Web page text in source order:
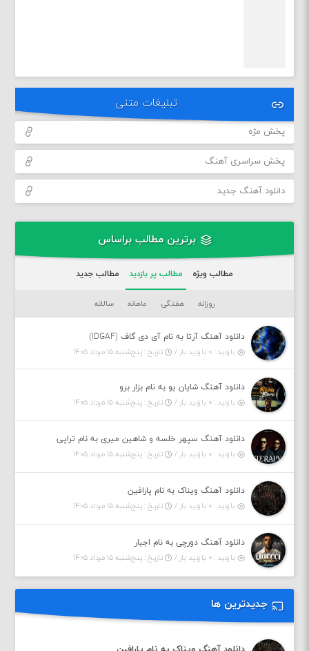
تبلیغات متنی
پخش مژه
پخش سراسری آهنگ
دانلود آهنگ جدید
برترین مطالب براساس
مطالب ویژه مطالب پر بازدید مطالب جدید
روزانه هفتگی ماهانه سالانه
دانلود آهنگ آرتا به نام آی دی گاف (IDGAF)
بازدید : ۰ بازدید بار /
تاریخ : پنج‌شنبه ۱۵ مرداد ۱۴۰۵
دانلود آهنگ شایان یو به نام بزار برو
بازدید : ۰ بازدید بار /
تاریخ : پنج‌شنبه ۱۵ مرداد ۱۴۰۵
دانلود آهنگ سپهر خلسه و شاهین میری به نام تراپی
بازدید : ۰ بازدید بار /
تاریخ : پنج‌شنبه ۱۵ مرداد ۱۴۰۵
دانلود آهنگ ویناک به نام پارافین
بازدید : ۰ بازدید بار /
تاریخ : پنج‌شنبه ۱۵ مرداد ۱۴۰۵
دانلود آهنگ دورچی به نام اجبار
بازدید : ۰ بازدید بار /
تاریخ : پنج‌شنبه ۱۵ مرداد ۱۴۰۵
جدیدترین ها